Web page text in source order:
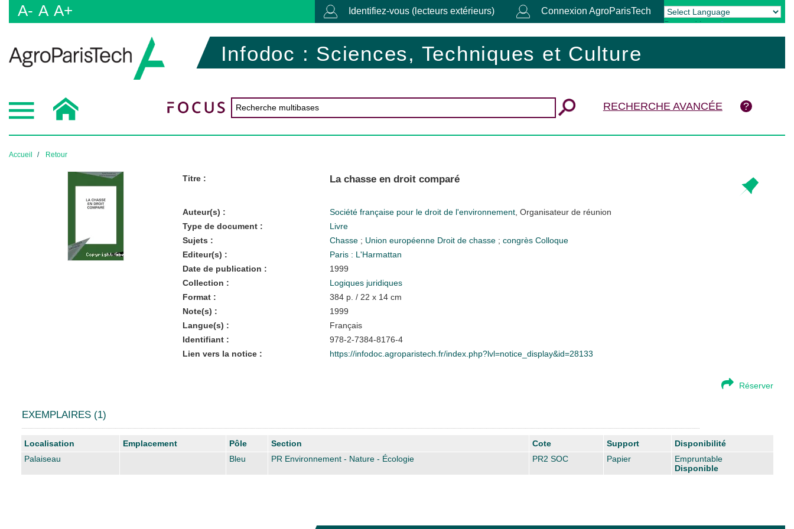
A- A A+ Identifiez-vous (lecteurs extérieurs) Connexion AgroParisTech
Powered by Translate
Infodoc : Sciences, Techniques et Culture
RECHERCHE AVANCÉE
Accueil Retour
Titre : La chasse en droit comparé
Auteur(s) : Société française pour le droit de l'environnement, Organisateur de réunion
Type de document :
Livre
Sujets :
Chasse ; Union européenne Droit de chasse ; congrès Colloque
Editeur(s) :
Paris : L'Harmattan
Date de publication :
1999
Collection :
Logiques juridiques
Format :
384 p. / 22 x 14 cm
Note(s) :
1999
Langue(s) :
Français
Identifiant :
978-2-7384-8176-4
Lien vers la notice :
https://infodoc.agroparistech.fr/index.php?lvl=notice_display&id=28133
Réserver
EXEMPLAIRES (1)
Liste des exemplaires
Localisation Emplacement Pôle Section Cote Support
Disponibilité
Palaiseau
Bleu PR Environnement - Nature - Écologie PR2 SOC Papier
Empruntable
Disponible